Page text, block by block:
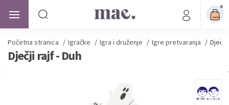
0
Početna stranica / Igračke / Igra i druženje / Igre pretvaranja / Dječji
Dječji rajf - Duh